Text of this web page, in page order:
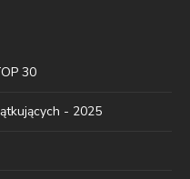
30
- 2025